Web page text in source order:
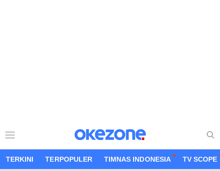
TERKINI TERPOPULER TIMNAS INDONESIA TV SCOPE